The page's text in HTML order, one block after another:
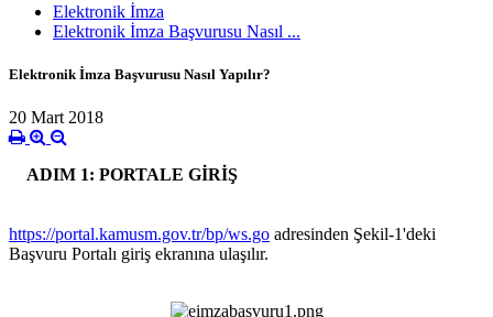
Elektronik İmza
Elektronik İmza Başvurusu Nasıl ...
Elektronik İmza Başvurusu Nasıl Yapılır?
20 Mart 2018
ADIM 1: PORTALE GİRİŞ
https://portal.kamusm.gov.tr/bp/ws.go adresinden Şekil-1'deki
Başvuru Portalı giriş ekranına ulaşılır.